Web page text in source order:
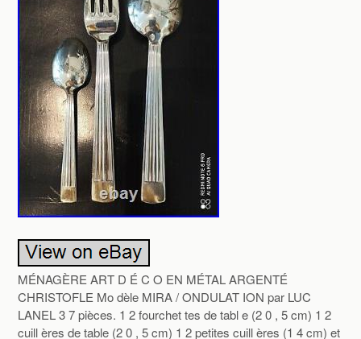
MÉNAGÈRE ART D É C O EN MÉTAL ARGENTÉ
CHRISTOFLE Mo dèle MIRA / ONDULAT ION par LUC
LANEL 3 7 pièces. 1 2 fourchet tes de tabl e (2 0 , 5 cm) 1 2
cuill ères de table (2 0 , 5 cm) 1 2 petites cuill ères (1 4 cm) et